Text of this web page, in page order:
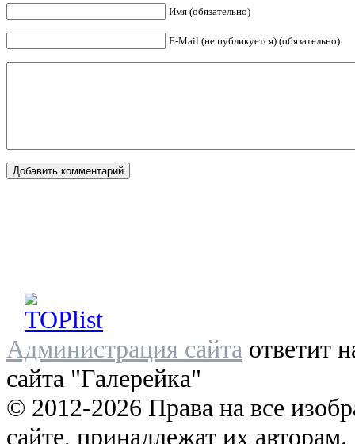
Имя (обязательно)
E-Mail (не публикуется) (обязательно)
Администрация сайта ответит
сайта "Галерейка"
© 2012-2026 Права на все
сайте, принадлежат их авторам.